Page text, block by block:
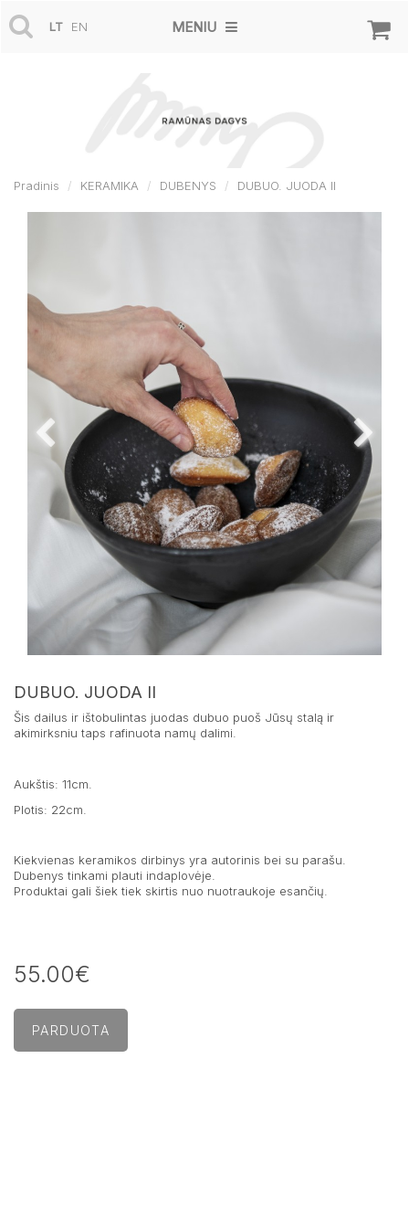
LT EN MENIU
Pradinis KERAMIKA DUBENYS DUBUO. JUODA II
DUBUO. JUODA II
Šis dailus ir ištobulintas juodas dubuo puoš Jūsų stalą ir
akimirksniu taps rafinuota namų dalimi.
Aukštis: 11cm.
Plotis: 22cm.
Kiekvienas keramikos dirbinys yra autorinis bei su parašu.
Dubenys tinkami plauti indaplovėje.
Produktai gali šiek tiek skirtis nuo nuotraukoje esančių.
55.00€